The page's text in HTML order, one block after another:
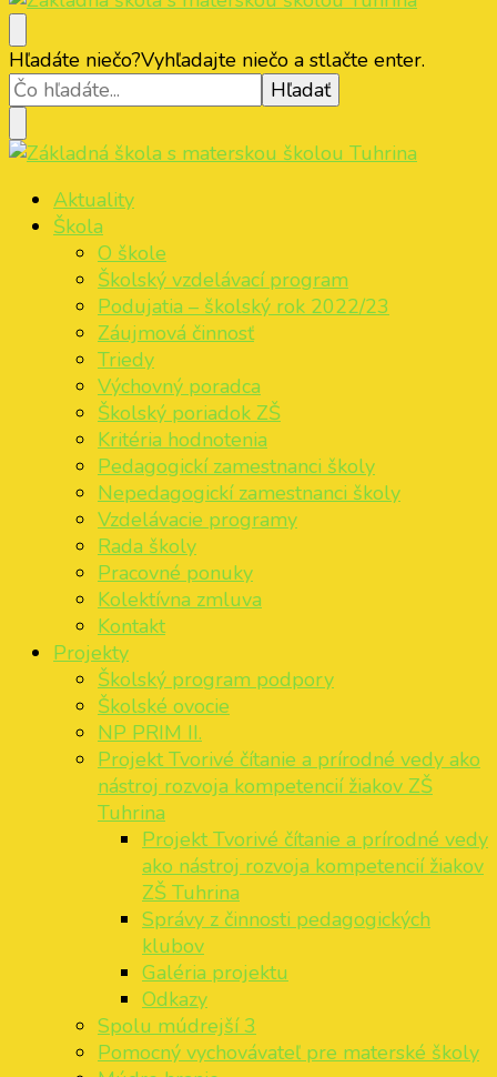
Základná škola s materskou školou Tuhrina
ZŠ s MŠ Tuhrina
Hľadáte niečo?Vyhľadajte niečo a stlačte enter.
Základná škola s materskou školou Tuhrina
ZŠ s MŠ Tuhrina
Aktuality
Škola
O škole
Školský vzdelávací program
Podujatia – školský rok 2022/23
Záujmová činnosť
Triedy
Výchovný poradca
Školský poriadok ZŠ
Kritéria hodnotenia
Pedagogickí zamestnanci školy
Nepedagogickí zamestnanci školy
Vzdelávacie programy
Rada školy
Pracovné ponuky
Kolektívna zmluva
Kontakt
Projekty
Školský program podpory
Školské ovocie
NP PRIM II.
Projekt Tvorivé čítanie a prírodné vedy ako
nástroj rozvoja kompetencií žiakov ZŠ
Tuhrina
Projekt Tvorivé čítanie a prírodné vedy
ako nástroj rozvoja kompetencií žiakov
ZŠ Tuhrina
Správy z činnosti pedagogických
klubov
Galéria projektu
Odkazy
Spolu múdrejší 3
Pomocný vychovávateľ pre materské školy